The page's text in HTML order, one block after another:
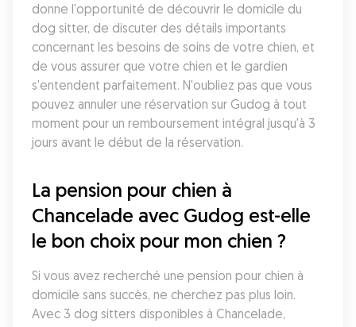
donne l'opportunité de découvrir le domicile du
dog sitter, de discuter des détails importants
concernant les besoins de soins de votre chien, et
de vous assurer que votre chien et le gardien
s'entendent parfaitement. N'oubliez pas que vous
pouvez annuler une réservation sur Gudog à tout
moment pour un remboursement intégral jusqu'à 3
jours avant le début de la réservation.
La pension pour chien à
Chancelade avec Gudog est-elle
le bon choix pour mon chien ?
Si vous avez recherché une pension pour chien à
domicile sans succès, ne cherchez pas plus loin.
Avec 3 dog sitters disponibles à Chancelade,